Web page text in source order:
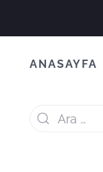
ANASAYFA